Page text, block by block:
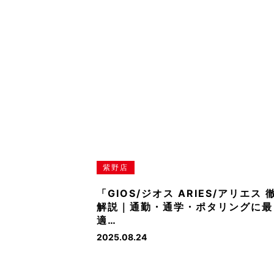
紫野店
「GIOS/ジオス ARIES/アリエス
解説｜通勤・通学・ポタリングに最
適…
2025.08.24